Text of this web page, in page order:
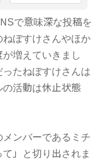
で意味深な投稿を
ぼすけさんやほか
増えていきまし
たねぼすけさんは
活動は休止状態
ンバーであるミチ
」と切り出されま